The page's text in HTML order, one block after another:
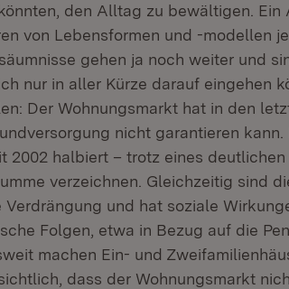
den Alltag zu bewältigen.
von Lebensformen und -modellen
gehen ja noch weiter und
nur in aller Kürze darauf eingehen
Der Wohnungsmarkt hat in den
nicht garantieren
2002 halbiert – trotz eines
verzeichnen. Gleichzeitig sind
Verdrängung und hat soziale
Folgen, etwa in Bezug auf die
machen Ein- und
dass der Wohnungsmarkt